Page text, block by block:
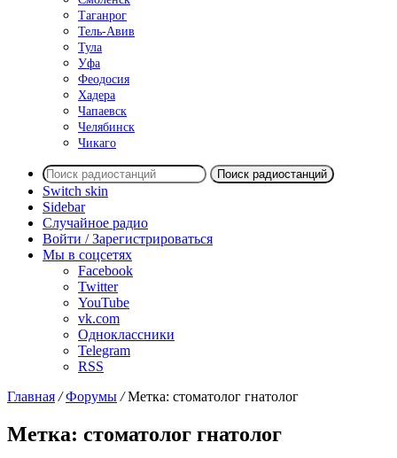
Таганрог
Тель-Авив
Тула
Уфа
Феодосия
Хадера
Чапаевск
Челябинск
Чикаго
Поиск радиостанций
Switch skin
Sidebar
Случайное радио
Войти / Зарегистрироваться
Мы в соцсетях
Facebook
Twitter
YouTube
vk.com
Одноклассники
Telegram
RSS
Главная / Форумы / Метка: стоматолог гнатолог
Метка: стоматолог гнатолог